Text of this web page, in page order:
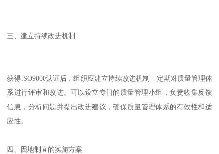
三、建立持续改进机制
获得ISO9000认证后，组织应建立持续改进机制，定期对质量管理体
系进行评审和改进。可以设立专门的质量管理小组，负责收集反馈
信息，分析问题并提出改进建议，确保质量管理体系的有效性和适
应性。
四、因地制宜的实施方案